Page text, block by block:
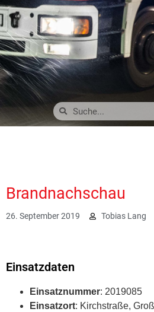
Brandnachschau
26. September 2019 Tobias Lang
Einsatzdaten
Einsatznummer: 2019085
Einsatzort: Kirchstraße,